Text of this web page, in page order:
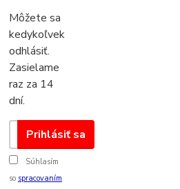
Môžete sa
kedykoľvek
odhlásiť.
Zasielame
raz za 14
dní.
Prihlásiť sa
Súhlasím
so spracovaním